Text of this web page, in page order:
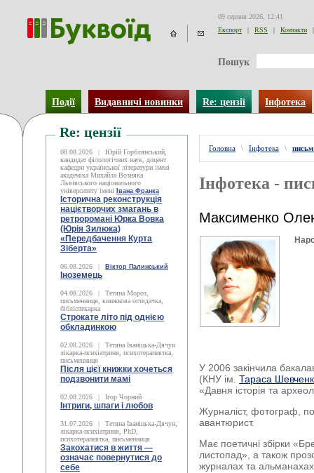
09 серпня 2026, 12:41
Експорт
| RSS | Контакти |
Пошук
Події Видавничі новинки Re: цензії Інфотека
Re: цензії
08.08.2026 |
Юрій Горблянський,
кандидат філологічних наук, доцент
кафедри української літератури імені
академіка Михайла Возняка
Львівського національного
університету імені
Івана Франка
Історична реконструкція
націєтворчих змагань в
ретроромані Юрка Вовка
(Юрія Зилюка)
«Передбачення Курта
Зіберта»
06.08.2026 | Віктор Палинський
Іноземець
04.08.2026 |
Тетяна Мороз,
письменниця, книжкова оглядачка,
бібліотекарка
Строкате літо під однією
обкладинкою
02.08.2026 |
Тетяна Іваніцька-Дячун
лікарка-психіатриня, психотерапевтка,
письменниця
Після цієї книжки хочеться
подзвонити мамі
02.08.2026 | Ігор Чорний
Інтриги, шпаги і любов
31.07.2026 |
Тетяна Іваніцька-Дячун,
лікарка-психіатриня, PhD,
психотерапевтка, письменниця
Закохатися в життя —
означає повернутися до
себе
Головна \ Інфотека \
Інфотека -
Максименко
У 2006 закінчила
(КНУ ім. Тараса
«Давня історія та
Журналіст, фотограф,
авантюрист.
Має поетичні збірки
листопад», а також
журналах та